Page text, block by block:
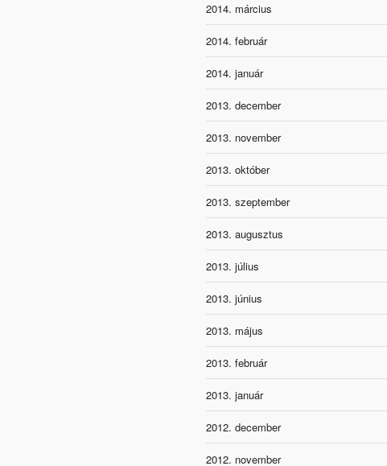
2014. március
2014. február
2014. január
2013. december
2013. november
2013. október
2013. szeptember
2013. augusztus
2013. július
2013. június
2013. május
2013. február
2013. január
2012. december
2012. november